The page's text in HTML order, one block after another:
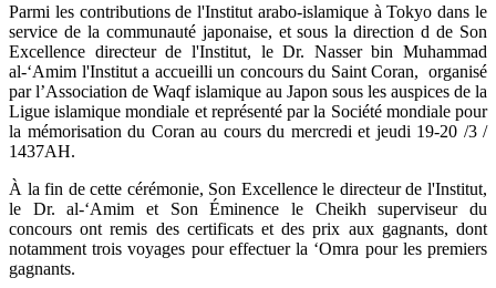
​Parmi les contributions de l'Institut arabo-islamique à Tokyo dans le
service de la communauté japonaise, et sous la direction d de Son
Excellence directeur de l'Institut, le Dr. Nasser bin Muhammad
al-‘Amim l'Institut a accueilli un concours du Saint Coran, organisé
par l’Association de Waqf islamique au Japon sous les auspices de la
Ligue islamique mondiale et représenté par la Société mondiale pour
la mémorisation du Coran au cours du mercredi et jeudi 19-20 /3 /
1437AH.
À la fin de cette cérémonie, Son Excellence le directeur de l'Institut,
le Dr. al-‘Amim et Son Éminence le Cheikh superviseur du
concours ont remis des certificats et des prix aux gagnants, dont
notamment trois voyages pour effectuer la ‘Omra pour les premiers
gagnants.